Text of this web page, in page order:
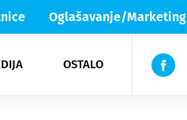
Oglašavanje/Marketing
OSTALO
Lika & Senj
TV